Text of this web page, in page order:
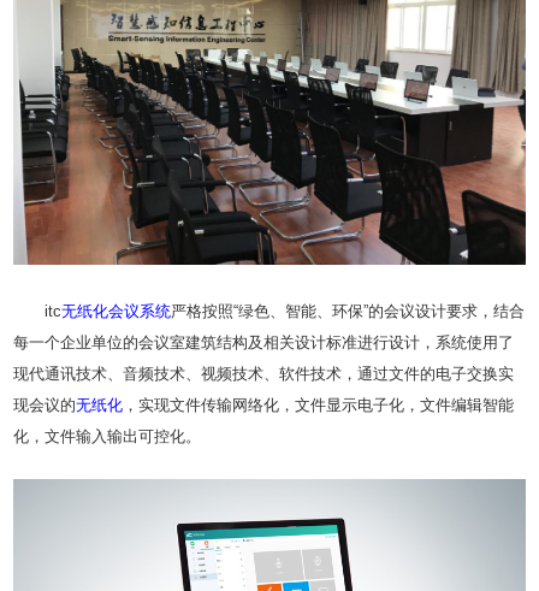
itc无纸化会议系统严格按照“绿色、智能、环保”的会议设计要求，结合
每一个企业单位的会议室建筑结构及相关设计标准进行设计，系统使用了
现代通讯技术、音频技术、视频技术、软件技术，通过文件的电子交换实
现会议的无纸化 ，实现文件传输网络化，文件显示电子化，文件编辑智能
化，文件输入输出可控化。